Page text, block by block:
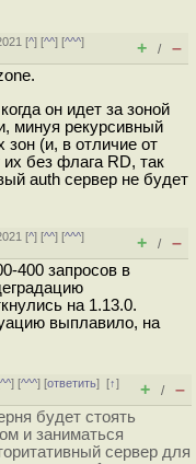
[^] [^^] [^^^]
+ / –
он идет за зоной
минуя рекурсивный
(и, в отличие от
без флага RD, так
auth сервер не будет
[^] [^^] [^^^]
+ / –
400 запросов в
на 1.13.0.
выплавило, на
^^] [^^^] [ответить][↑]
+ / –
будет стоять
и заниматься
сервер для